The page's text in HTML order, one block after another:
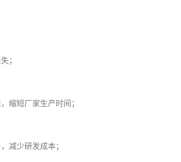
；
缩短厂家生产时间；
减少研发成本；